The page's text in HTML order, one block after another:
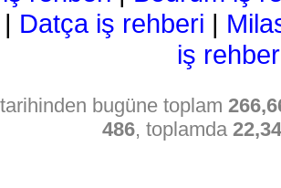
| Datça iş rehberi |
iş
bugüne toplam
486, toplamda